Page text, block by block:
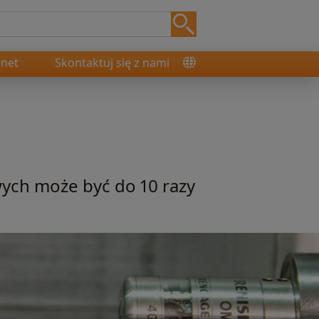
Skontaktuj się z nami
może być do 10 razy